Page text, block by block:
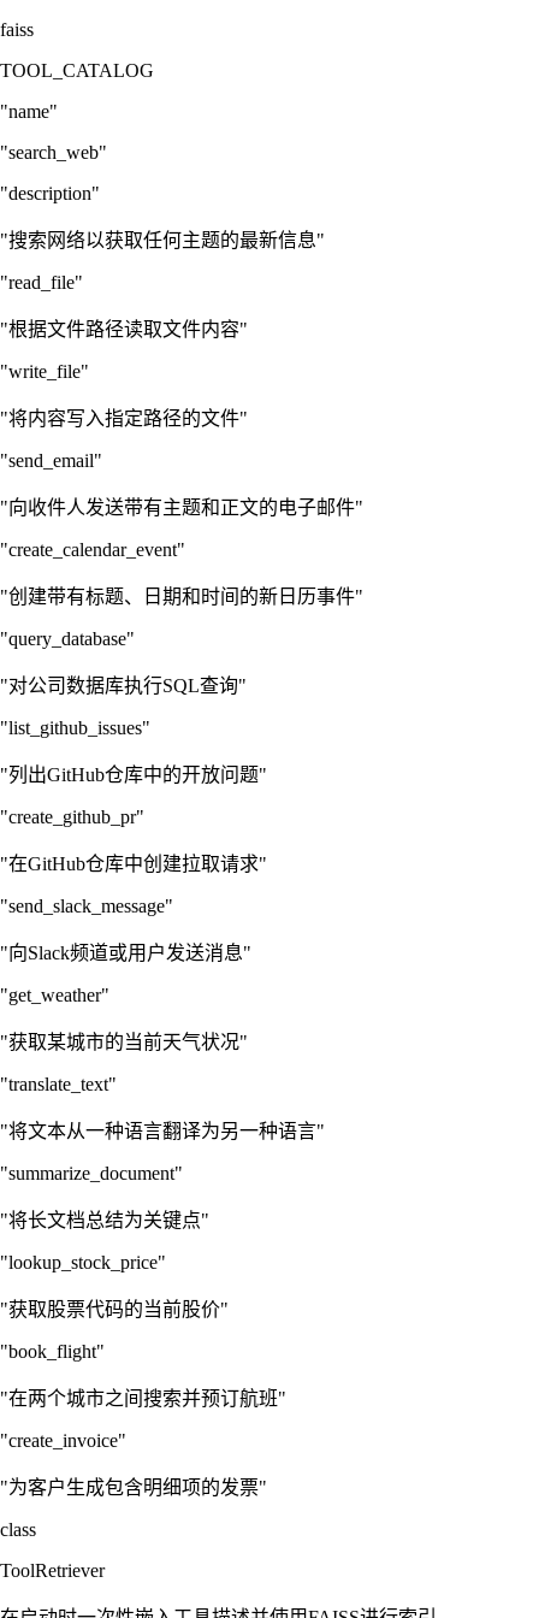
faiss
TOOL_CATALOG
"name"
"search_web"
"description"
"搜索网络以获取任何主题的最新信息"
"read_file"
"根据文件路径读取文件内容"
"write_file"
"将内容写入指定路径的文件"
"send_email"
"向收件人发送带有主题和正文的电子邮件"
"create_calendar_event"
"创建带有标题、日期和时间的新日历事件"
"query_database"
"对公司数据库执行SQL查询"
"list_github_issues"
"列出GitHub仓库中的开放问题"
"create_github_pr"
"在GitHub仓库中创建拉取请求"
"send_slack_message"
"向Slack频道或用户发送消息"
"get_weather"
"获取某城市的当前天气状况"
"translate_text"
"将文本从一种语言翻译为另一种语言"
"summarize_document"
"将长文档总结为关键点"
"lookup_stock_price"
"获取股票代码的当前股价"
"book_flight"
"在两个城市之间搜索并预订航班"
"create_invoice"
"为客户生成包含明细项的发票"
class
ToolRetriever